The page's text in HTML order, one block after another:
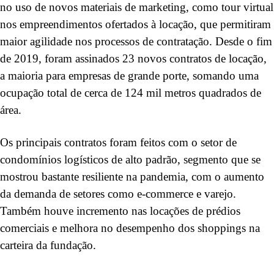
no uso de novos materiais de marketing, como tour virtual
nos empreendimentos ofertados à locação, que permitiram
maior agilidade nos processos de contratação. Desde o fim
de 2019, foram assinados 23 novos contratos de locação,
a maioria para empresas de grande porte, somando uma
ocupação total de cerca de 124 mil metros quadrados de
área.
Os principais contratos foram feitos com o setor de
condomínios logísticos de alto padrão, segmento que se
mostrou bastante resiliente na pandemia, com o aumento
da demanda de setores como e-commerce e varejo.
Também houve incremento nas locações de prédios
comerciais e melhora no desempenho dos shoppings na
carteira da fundação.